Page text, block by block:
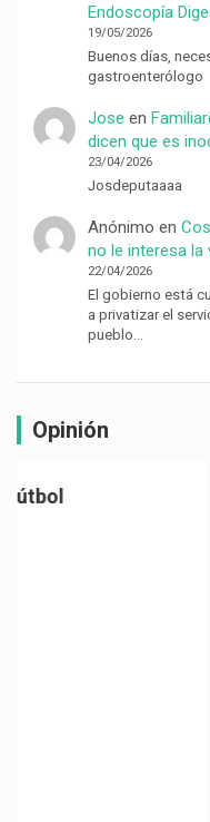
Endoscopía
19/05/2026
Buenos días,
gastroenterólogo
Jose en
dicen que es
23/04/2026
Josdeputaaaa
Anónimo en
no le interesa la
22/04/2026
El gobierno está
a privatizar el
pueblo…
Opinión
Politiquería